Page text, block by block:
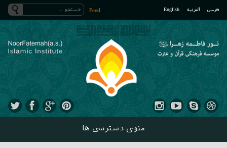
فارسی العربیه English
Feed
منوی دسترسی ها